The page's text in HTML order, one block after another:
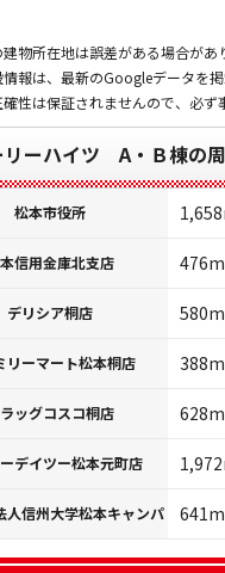
物所在地は誤差がある場合があ
報は、最新のGoogleデータを掲
性は保証されませんので、必ず
リーハイツ A・Ｂ棟の
松本市役所
信用金庫北支店 476m
デリシア桐店 580m
リーマート松本桐店 388m
ッグコスコ桐店 628m
デイツー松本元町店
人信州大学松本キャンパ 641m